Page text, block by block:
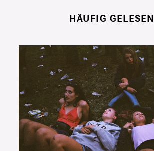
HÄUFIG GELESEN